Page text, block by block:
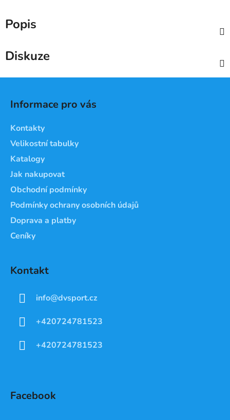
Popis
Diskuze
Informace pro vás
Kontakty
Velikostní tabulky
Katalogy
Jak nakupovat
Obchodní podmínky
Podmínky ochrany osobních údajů
Doprava a platby
Ceníky
Kontakt
info@dvsport.cz
+420724781523
+420724781523
Facebook